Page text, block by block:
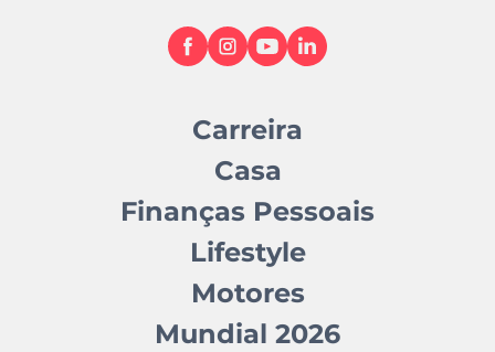
Carreira
Casa
Finanças Pessoais
Lifestyle
Motores
Mundial 2026